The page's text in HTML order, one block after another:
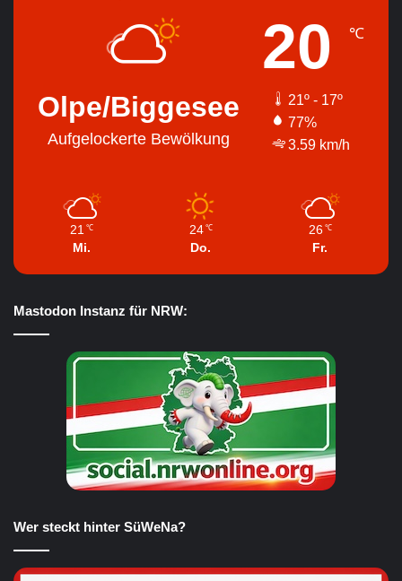
Olpe/Biggesee
Aufgelockerte Bewölkung
20 ℃
21º - 17º
77%
3.59 km/h
21 ℃
Mi.
24 ℃
Do.
26 ℃
Fr.
Mastodon Instanz für NRW:
Wer steckt hinter SüWeNa?